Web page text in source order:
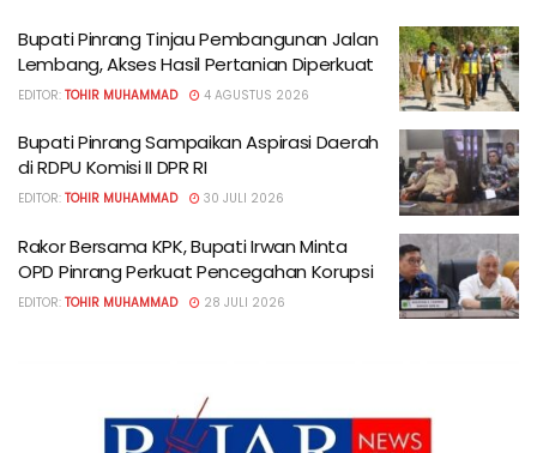
Bupati Pinrang Tinjau Pembangunan Jalan
Lembang, Akses Hasil Pertanian Diperkuat
EDITOR: TOHIR MUHAMMAD 4 AGUSTUS 2026
Bupati Pinrang Sampaikan Aspirasi Daerah
di RDPU Komisi II DPR RI
EDITOR: TOHIR MUHAMMAD 30 JULI 2026
Rakor Bersama KPK, Bupati Irwan Minta
OPD Pinrang Perkuat Pencegahan Korupsi
EDITOR: TOHIR MUHAMMAD 28 JULI 2026